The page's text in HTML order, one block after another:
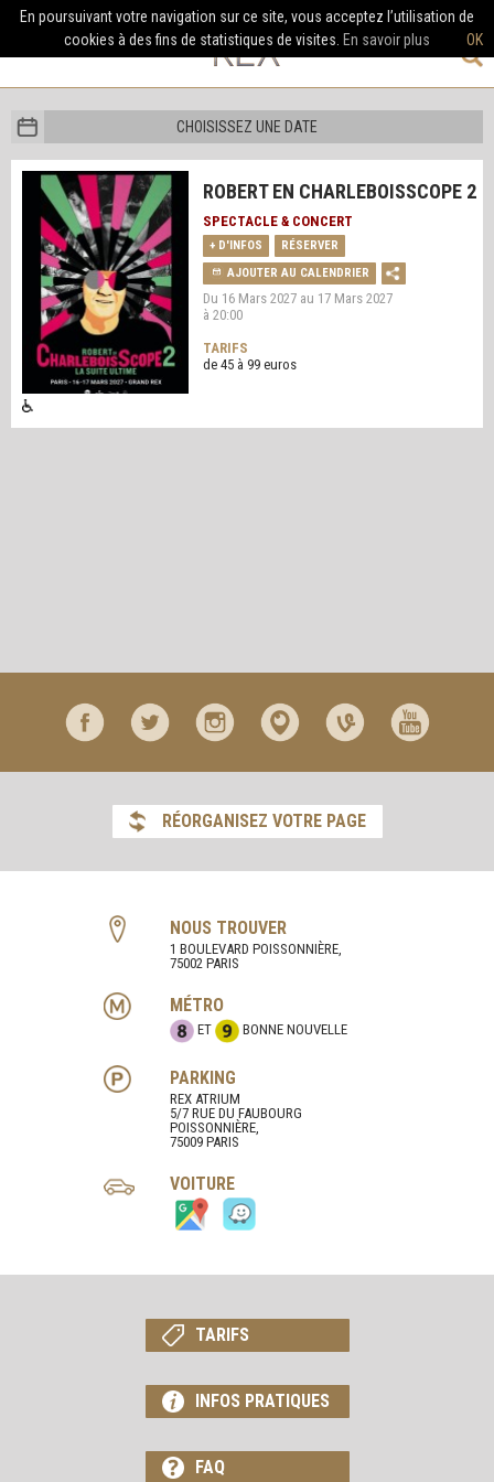
CHOISISSEZ UNE DATE
ROBERT EN CHARLEBOISSCOPE 2
SPECTACLE & CONCERT
+ D'INFOS
RÉSERVER
AJOUTER AU CALENDRIER
Du 16 Mars 2027 au 17 Mars 2027
à 20:00
TARIFS
de 45 à 99 euros
RÉORGANISEZ VOTRE PAGE
NOUS TROUVER
1 BOULEVARD POISSONNIÈRE,
75002 PARIS
MÉTRO
ET BONNE NOUVELLE
PARKING
REX ATRIUM
5/7 RUE DU FAUBOURG
POISSONNIÈRE,
75009 PARIS
VOITURE
TARIFS
INFOS PRATIQUES
FAQ
OK
En poursuivant votre navigation sur ce site, vous acceptez l’utilisation de
cookies à des fins de statistiques de visites. En savoir plus